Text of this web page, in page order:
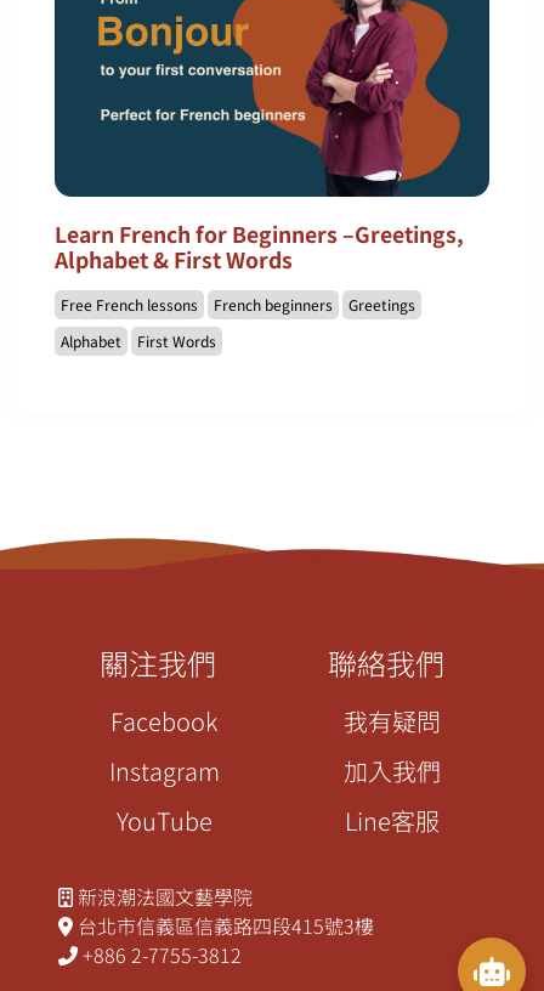
Learn French for Beginners –Greetings,
Alphabet & First Words
Free French lessons French beginners
Greetings
Alphabet
First Words
關注我們
Facebook
Instagram
YouTube
聯絡我們
我有疑問
加入我們
Line客服
新浪潮法國文藝學院
台北市信義區信義路四段415號3樓
+886 2-7755-3812